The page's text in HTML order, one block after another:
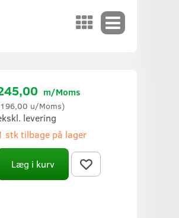
m/Moms
196,00 u/Moms)
levering
stk tilbage på lager
Læg i kurv